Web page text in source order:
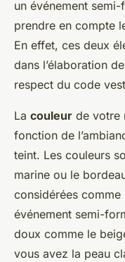
un événement
prendre en compte
En effet, ces deux
dans l’élaboration
respect du code
La couleur de votre
fonction de
teint. Les couleurs
marine ou le
considérées
événement semi-
doux comme le
vous avez la peau